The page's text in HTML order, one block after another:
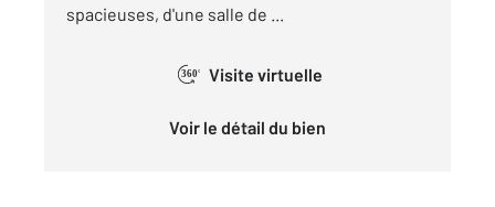
spacieuses, d'une salle de ...
360° Visite virtuelle
Voir le détail du bien